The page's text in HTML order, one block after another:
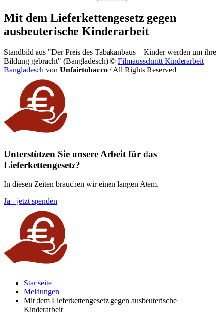
Mit dem Lieferkettengesetz gegen
ausbeuterische Kinderarbeit
Standbild aus "Der Preis des Tabakanbaus – Kinder werden um ihre
Bildung gebracht" (Bangladesch) © Filmausschnitt Kinderarbeit
Bangladesch von Unfairtobacco / All Rights Reserved
Unterstützen Sie unsere Arbeit für das
Lieferkettengesetz?
In diesen Zeiten brauchen wir einen langen Atem.
Ja - jetzt spenden
Startseite
Meldungen
Mit dem Lieferkettengesetz gegen ausbeuterische
Kinderarbeit